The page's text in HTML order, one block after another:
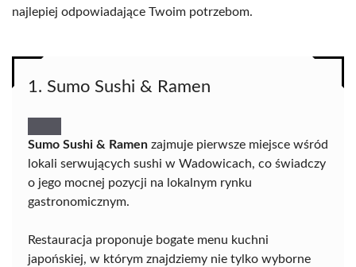
najlepiej odpowiadające Twoim potrzebom.
1. Sumo Sushi & Ramen
Sumo Sushi & Ramen zajmuje pierwsze miejsce wśród
lokali serwujących sushi w Wadowicach, co świadczy
o jego mocnej pozycji na lokalnym rynku
gastronomicznym.
Restauracja proponuje bogate menu kuchni
japońskiej, w którym znajdziemy nie tylko wyborne